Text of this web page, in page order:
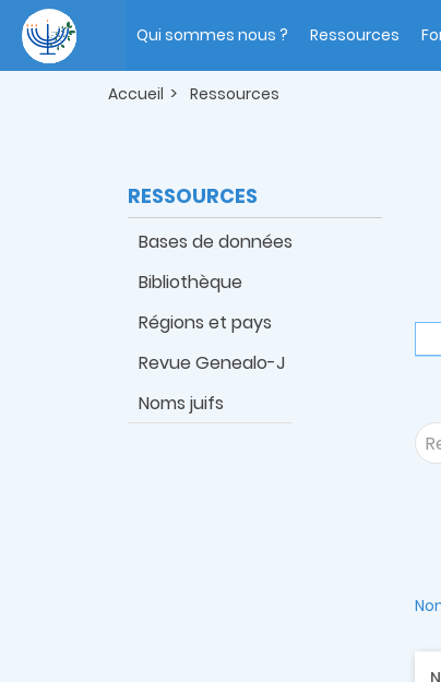
contenu
principal
navigation
Qui sommes nous ? Ressources
Accueil Ressources
RESSOURCES
Bases de données
Bibliothèque
Régions et pays
Revue Genealo-J
Noms juifs